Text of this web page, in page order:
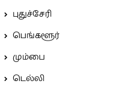
புதுச்சேரி
பெங்களூர்
மும்பை
டெல்லி